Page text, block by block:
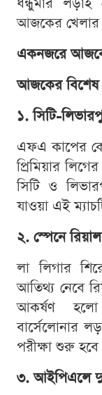
আজকের খেলার
একনজরে
আজকের
১. সিটি-
এফএ কাপের
প্রিমিয়ার
সিটি ও
যাওয়া এই
২. স্পেনে
লা লিগার
আতিথ্য নেবে
আকর্ষণ হলো
বার্সেলোনার
পরীক্ষা শুরু হবে
৩. আইপিএলে